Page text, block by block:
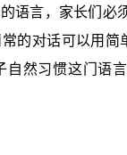
语言，家长们必
的对话可以用简
自然习惯这门语